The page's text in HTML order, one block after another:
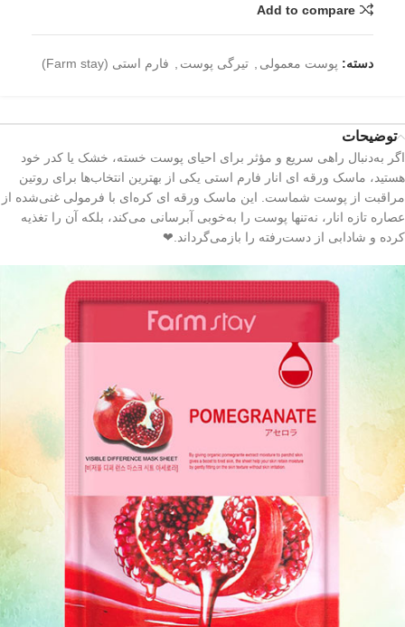
Add to compare
دسته: پوست معمولی تیرگی پوست فارم استی (Farm stay)
توضیحات
اگر به‌دنبال راهی سریع و مؤثر برای احیای پوست خسته، خشک یا کدر خود
هستید، ماسک ورقه ای انار فارم استی یکی از بهترین انتخاب‌ها برای روتین
مراقبت از پوست شماست. این ماسک ورقه ای کره‌ای با فرمولی غنی‌شده از
عصاره تازه انار، نه‌تنها پوست را به‌خوبی آبرسانی می‌کند، بلکه آن را تغذیه
کرده و شادابی از دست‌رفته را بازمی‌گرداند.❤